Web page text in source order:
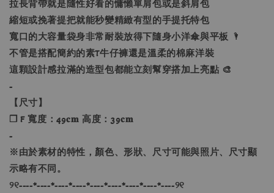
拉長背帶就是隨性好看的慵懶單肩包或是斜肩包
縮短或挽著提把就能秒變精緻有型的手提托特包
寬口的大容量袋身非常耐裝放得下隨身小洋傘與平板 🌂
不管是搭配簡約的素T牛仔褲還是溫柔的棉麻洋裝
這顆設計感拉滿的造型包都能立刻幫穿搭加上亮點 🎨
-
【尺寸】
❐ F 寬度：49𝐜𝐦 高度：39𝐜𝐦
-
※由於素材的特性，顏色、形狀、尺寸可能與照片、尺寸顯
示略有不同。
୨୧----*----*----*----*----*----*----*----*----୨୧